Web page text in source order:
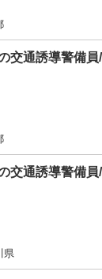
交通誘導警備
交通誘導警備
県